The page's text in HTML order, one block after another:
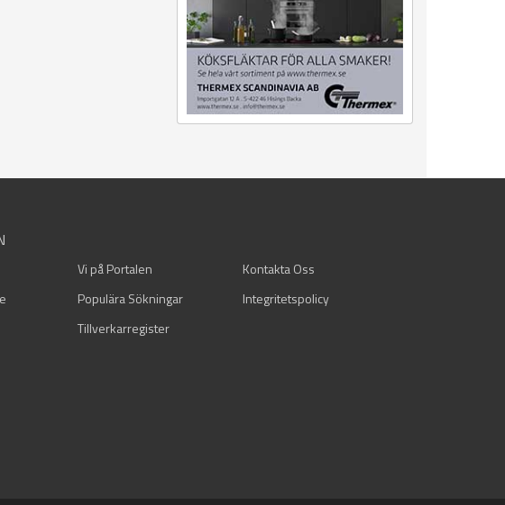
Vi på Portalen
Kontakta Oss
Populära Sökningar
Integritetspolicy
Tillverkarregister